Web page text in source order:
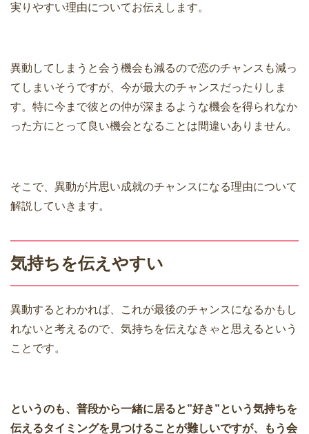
実りやすい理由についてお伝えします。
異動してしまうと会う機会も減るので恋のチャンスも減っ
てしまいそうですが、今が最大のチャンスだったりしま
す。特に今まで彼との仲が深まるような機会を得られなか
った方にとって良い機会となることは間違いありません。
そこで、異動が片思い成就のチャンスになる理由について
解説していきます。
気持ちを伝えやすい
異動するとわかれば、これが最後のチャンスになるかもし
れないと考えるので、気持ちを伝えなきゃと思えるという
ことです。
というのも、普段から一緒に居ると”好き”という気持ちを
伝えるタイミングを見つけることが難しいですが、もう会